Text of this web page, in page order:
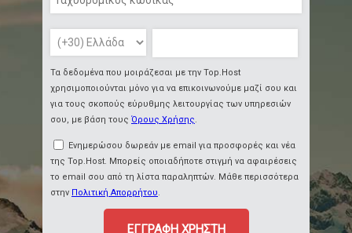
Τα δεδομένα που μοιράζεσαι με την Top.Host
χρησιμοποιούνται μόνο για να επικοινωνούμε μαζί σου και
για τους σκοπούς εύρυθμης λειτουργίας των υπηρεσιών
σου, με βάση τους Όρους Χρήσης.
Ενημερώσου δωρεάν με email για προσφορές και νέα
της Top.Host. Μπορείς οποιαδήποτε στιγμή να αφαιρέσεις
το email σου από τη λίστα παραληπτών. Μάθε περισσότερα
στην Πολιτική Απορρήτου.
ΕΓΓΡΑΦΗ ΧΡΗΣΤΗ